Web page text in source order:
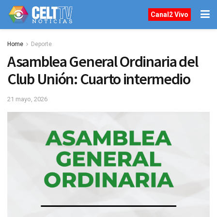
Canal2 Vivo
Home Deporte
Asamblea General Ordinaria del
Club Unión: Cuarto intermedio
21 mayo, 2026